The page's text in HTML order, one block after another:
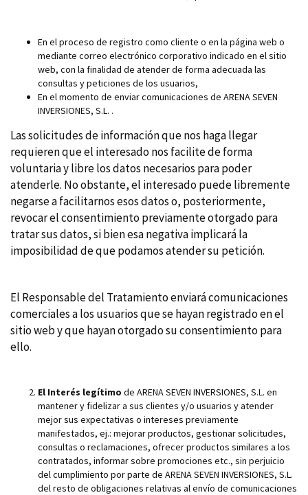
En el proceso de registro como cliente o en la página web o
mediante correo electrónico corporativo indicado en el sitio
web, con la finalidad de atender de forma adecuada las
consultas y peticiones de los usuarios,
En el momento de enviar comunicaciones de ARENA SEVEN
INVERSIONES, S.L. .
Las solicitudes de información que nos haga llegar
requieren que el interesado nos facilite de forma
voluntaria y libre los datos necesarios para poder
atenderle. No obstante, el interesado puede libremente
negarse a facilitarnos esos datos o, posteriormente,
revocar el consentimiento previamente otorgado para
tratar sus datos, si bien esa negativa implicará la
imposibilidad de que podamos atender su petición.
El Responsable del Tratamiento enviará comunicaciones
comerciales a los usuarios que se hayan registrado en el
sitio web y que hayan otorgado su consentimiento para
ello.
El Interés legítimo de ARENA SEVEN INVERSIONES, S.L. en
mantener y fidelizar a sus clientes y/o usuarios y atender
mejor sus expectativas o intereses previamente
manifestados, ej.: mejorar productos, gestionar solicitudes,
consultas o reclamaciones, ofrecer productos similares a los
contratados, informar sobre promociones etc., sin perjuicio
del cumplimiento por parte de ARENA SEVEN INVERSIONES, S.L.
del resto de obligaciones relativas al envío de comunicaciones